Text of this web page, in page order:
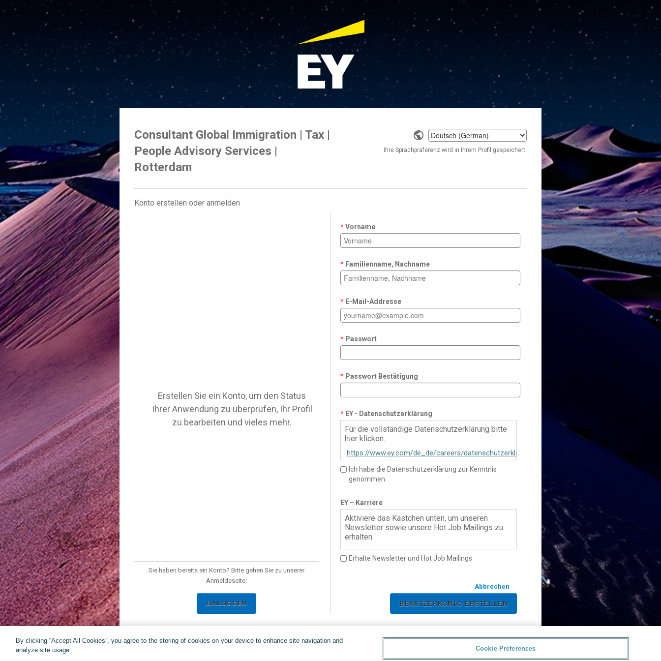
Select
a
language
Ihre Sprachpräferenz wird in Ihrem Profil gespeichert.
Consultant Global Immigration | Tax |
People Advisory Services |
Rotterdam
Konto erstellen oder anmelden
Erstellen Sie ein Konto, um den Status
Ihrer Anwendung zu überprüfen, Ihr Profil
zu bearbeiten und vieles mehr.
Sie haben bereits ein Konto? Bitte gehen Sie zu unserer
Anmeldeseite:
EINLOGGEN
Vorname
Familienname, Nachname
E-Mail-Addresse
Passwort
Passwort Bestätigung
EY - Datenschutzerklärung
Für die vollständige Datenschutzerklärung bitte
hier klicken.
https://www.ey.com/de_de/careers/datenschutzerklaerung-
talent-community
Ich habe die Datenschutzerklärung zur Kenntnis
genommen.
EY – Karriere
Aktiviere das Kästchen unten, um unseren
Newsletter sowie unsere Hot Job Mailings zu
erhalten.
Erhalte Newsletter und Hot Job Mailings
Abbrechen
By clicking “Accept All Cookies”, you agree to the storing of cookies on your device to enhance site navigation and
analyze site usage.
Cookie Preferences